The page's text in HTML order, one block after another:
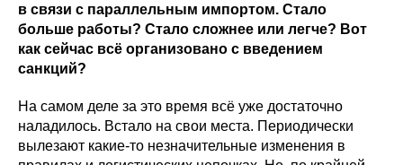
в связи с параллельным импортом. Стало
больше работы? Стало сложнее или легче? Вот
как сейчас всё организовано с введением
санкций?
На самом деле за это время всё уже достаточно
наладилось. Встало на свои места. Периодически
вылезают какие-то незначительные изменения в